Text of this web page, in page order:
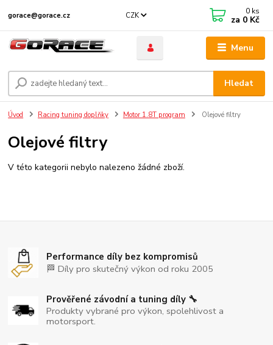
Menu
CZK
Hledat
gorace@gorace.cz 0 ks
za 0 Kč
Úvod Racing tuning doplňky Motor 1.8T program Olejové filtry
Olejové filtry
V této kategorii nebylo nalezeno žádné zboží.
Performance díly bez kompromisů
🏁 Díly pro skutečný výkon od roku 2005
Prověřené závodní a tuning díly 🔧
Produkty vybrané pro výkon, spolehlivost a
motorsport.